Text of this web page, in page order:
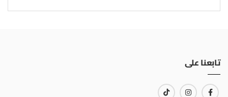
تابعنا على